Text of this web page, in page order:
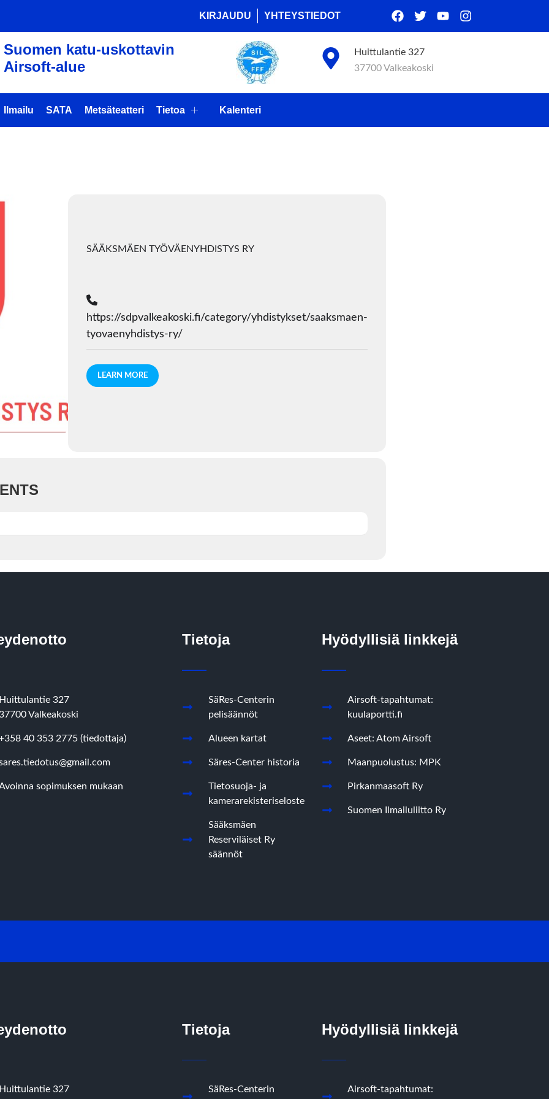
KIRJAUDU YHTEYSTIEDOT
Suomen katu-uskottavin
Airsoft-alue
Huittulantie 327
37700 Valkeakoski
Ilmailu SATA Metsäteatteri Tietoa Kalenteri
SÄÄKSMÄEN TYÖVÄENYHDISTYS RY
https://sdpvalkeakoski.fi/category/yhdistykset/saaksmaen-
tyovaenyhdistys-ry/
LEARN MORE
327
Valkeakoski
40 353 2775 (tiedottaja)
sopimuksen mukaan
Tietoja
SäRes-Centerin
pelisäännöt
Alueen kartat
Säres-Center historia
Tietosuoja- ja
kamerarekisteriseloste
Sääksmäen
Reserviläiset Ry
säännöt
Hyödyllisiä linkkejä
Airsoft-tapahtumat:
kuulaportti.fi
Aseet: Atom Airsoft
Maanpuolustus: MPK
Pirkanmaasoft Ry
Suomen Ilmailuliitto Ry
327
Tietoja
SäRes-Centerin
Hyödyllisiä linkkejä
Airsoft-tapahtumat: